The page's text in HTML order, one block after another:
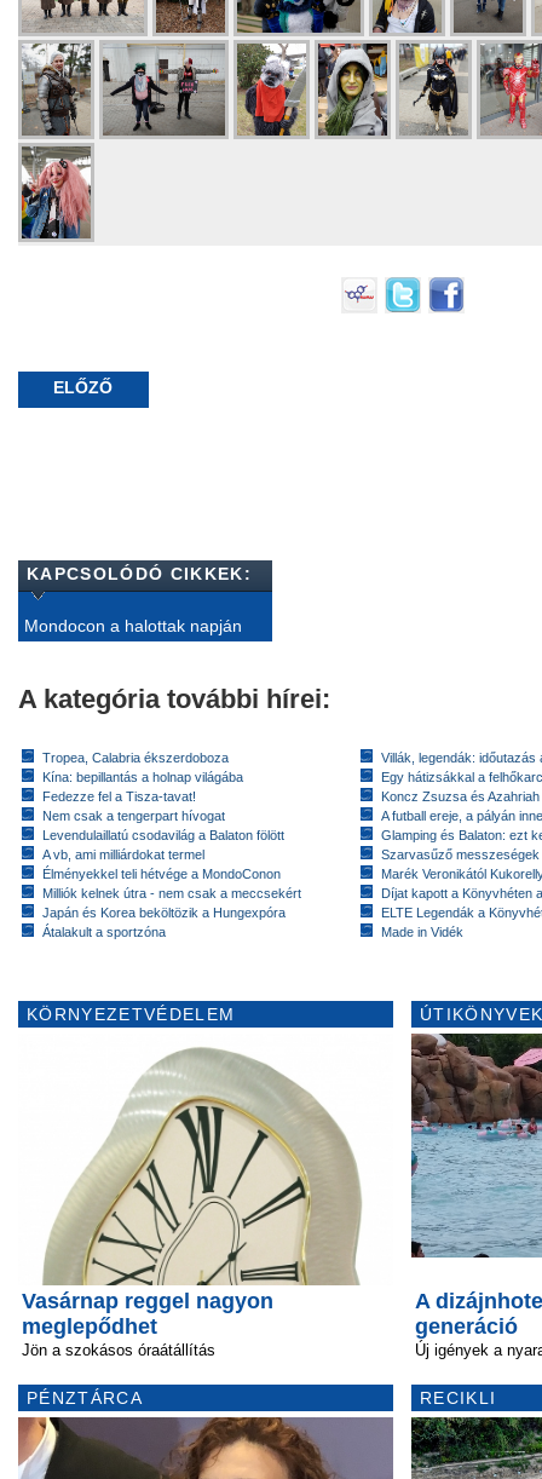
ELŐZŐ
KAPCSOLÓDÓ CIKKEK:
Mondocon a halottak napján
A kategória további hírei:
Tropea, Calabria ékszerdoboza
Kína: bepillantás a holnap világába
Fedezze fel a Tisza-tavat!
Nem csak a tengerpart hívogat
Levendulaillatú csodavilág a Balaton fölött
A vb, ami milliárdokat termel
Élményekkel teli hétvége a MondoConon
Milliók kelnek útra - nem csak a meccsekért
Japán és Korea beköltözik a Hungexpóra
Átalakult a sportzóna
Villák, legendák: időutazás
Egy hátizsákkal a
Koncz Zsuzsa és
A futball ereje, a pályán
Glamping és Balaton: ezt
Szarvasűző messzeségek
Marék Veronikától
Díjat kapott a Könyvhéten
ELTE Legendák a
Made in Vidék
KÖRNYEZETVÉDELEM
Vasárnap reggel nagyon
meglepődhet
Jön a szokásos óraátállítás
PÉNZTÁRCA
A
generáció
Új igények a
RECIKLI